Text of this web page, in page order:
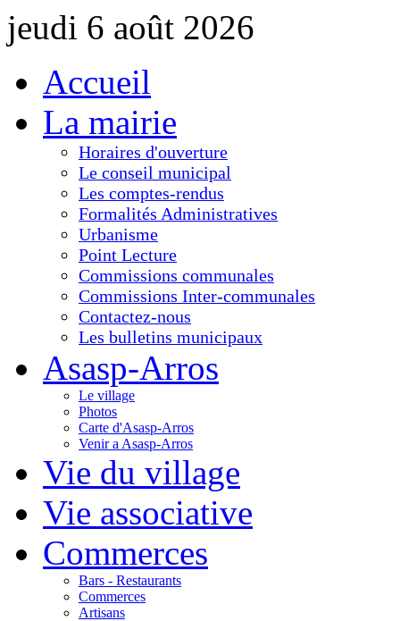
jeudi 6 août 2026
Accueil
La mairie
Horaires d'ouverture
Le conseil municipal
Les comptes-rendus
Formalités Administratives
Urbanisme
Point Lecture
Commissions communales
Commissions Inter-communales
Contactez-nous
Les bulletins municipaux
Asasp-Arros
Le village
Photos
Carte d'Asasp-Arros
Venir a Asasp-Arros
Vie du village
Vie associative
Commerces
Bars - Restaurants
Commerces
Artisans